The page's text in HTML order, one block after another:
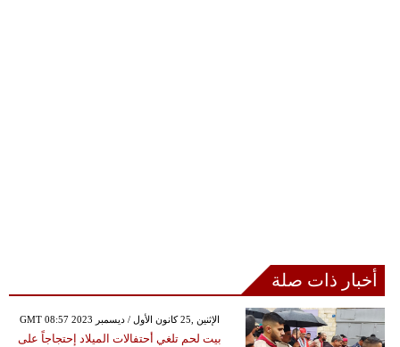
أخبار ذات صلة
GMT 08:57 2023 الإثنين ,25 كانون الأول / ديسمبر
بيت لحم تلغي أحتفالات الميلاد إحتجاجاً على